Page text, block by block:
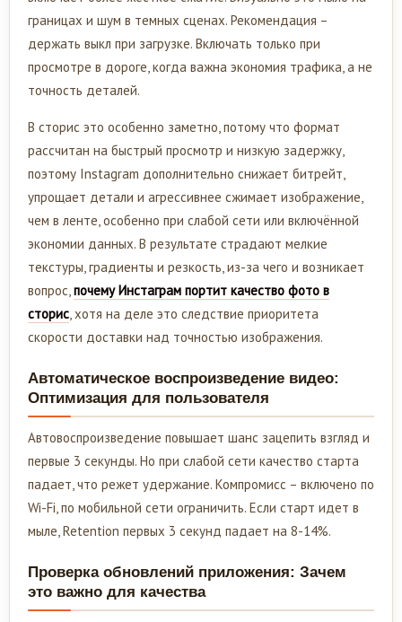
границах и шум в темных сценах. Рекомендация –
держать выкл при загрузке. Включать только при
просмотре в дороге, когда важна экономия трафика, а не
точность деталей.
В сторис это особенно заметно, потому что формат
рассчитан на быстрый просмотр и низкую задержку,
поэтому Instagram дополнительно снижает битрейт,
упрощает детали и агрессивнее сжимает изображение,
чем в ленте, особенно при слабой сети или включённой
экономии данных. В результате страдают мелкие
текстуры, градиенты и резкость, из-за чего и возникает
вопрос,почему Инстаграм портит качество фото в
сторис, хотя на деле это следствие приоритета
скорости доставки над точностью изображения.
Автоматическое воспроизведение видео:
Оптимизация для пользователя
Автовоспроизведение повышает шанс зацепить взгляд и
первые 3 секунды. Но при слабой сети качество старта
падает, что режет удержание. Компромисс – включено по
Wi-Fi, по мобильной сети ограничить. Если старт идет в
мыле, Retention первых 3 секунд падает на 8-14%.
Проверка обновлений приложения: Зачем
это важно для качества